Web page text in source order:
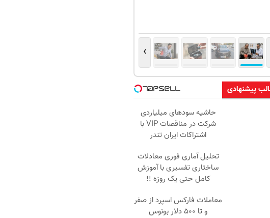
›
پیشنهادی
حاشیه سودهای میلیاردی
شرکت در مناقصات VIP با
اشتراکات ایران تندر
تحلیل آماری فوری معادلات
ساختاری تفسیری با آموزش
کامل حتی یک روزه !!
معاملات فارکس اسپرد از صفر
و تا ۵۰۰ دلار بونوس